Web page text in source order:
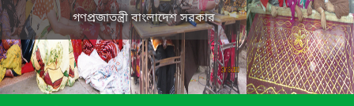
গণপ্রজাতন্ত্রী বাংলাদেশ সরকার